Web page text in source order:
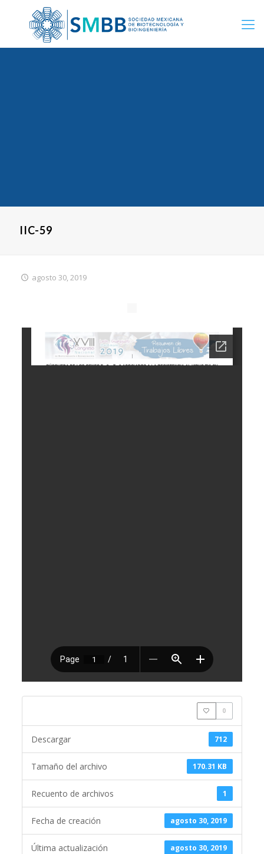
IIC-59
agosto 30, 2019
0
712
Descargar
170.31 KB
Tamaño del archivo
1
Recuento de archivos
agosto 30, 2019
Fecha de creación
agosto 30, 2019
Última actualización